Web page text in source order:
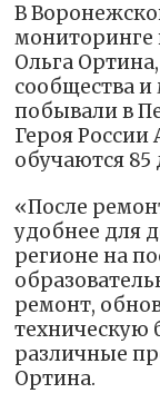
В
мониторинге
Ольга
сообщества
побывали в
Героя России
обучаются 85
«После
удобнее для
регионе на
ремонт,
техническую
различные
Ортина.